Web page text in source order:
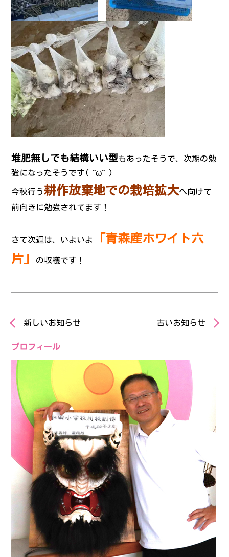
堆肥無しでも結構いい型もあったそうで、次期の勉
強になったそうです( ˘ω˘ )
今秋行う耕作放棄地での栽培拡大へ向けて
前向きに勉強されてます！
さて次週は、いよいよ
「青森産ホワイト六
片」
の収穫です！
新しいお知らせ 古いお知らせ
プロフィール